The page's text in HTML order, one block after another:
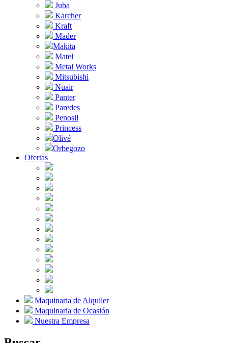
Juba
Karcher
Kraft
Mader
Makita
Matel
Metal Works
Mitsubishi
Nuair
Panter
Paredes
Penosil
Princess
Olivé
Orbegozo
Ofertas
Maquinaria de Alquiler
Maquinaria de Ocasión
Nuestra Empresa